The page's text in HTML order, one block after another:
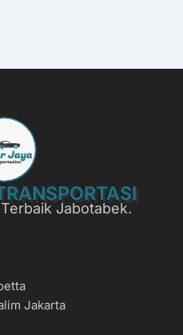
Jabotabek.
Jakarta